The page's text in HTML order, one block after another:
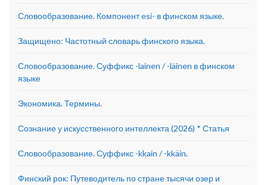
Словообразование. Компонент esi- в финском языке.
Защищено: Частотный словарь финского языка.
Словообразование. Суффикс -lainen / -läinen в финском
языке
Экономика. Термины.
Сознание у искусственного интеллекта (2026) * Статья
Словообразование. Суффикс -kkain / -kkäin.
Финский рок: Путеводитель по стране тысячи озер и